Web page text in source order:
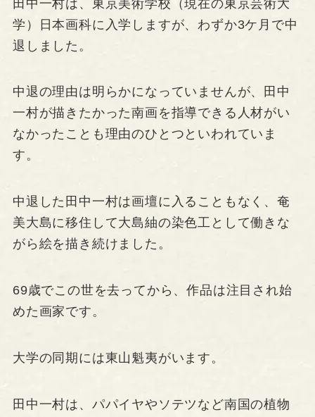
田中一村は、東京美術学校（現在の東京芸術大
学）日本画科に入学しますが、わずか3ケ月で中
退しました。
中退の理由は明らかになっていませんが、田中
一村が描きたかった南画を指導できる人材がい
なかったことも理由のひとつといわれていま
す。
中退した田中一村は画壇に入ることもなく、奄
美大島に移住して大島紬の染色工として働きな
がら絵を描き続けました。
69歳でこの世を去ってから、作品は注目され始
めた画家です。
大学の同期には東山魁夷がいます。
田中一村は、パパイヤやソテツなど南国の植物